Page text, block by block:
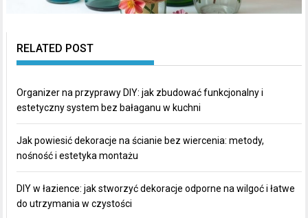
RELATED POST
Organizer na przyprawy DIY: jak zbudować funkcjonalny i
estetyczny system bez bałaganu w kuchni
Jak powiesić dekoracje na ścianie bez wiercenia: metody,
nośność i estetyka montażu
DIY w łazience: jak stworzyć dekoracje odporne na wilgoć i łatwe
do utrzymania w czystości